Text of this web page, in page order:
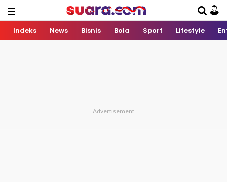
Indeks News Bisnis Bola Sport Lifestyle